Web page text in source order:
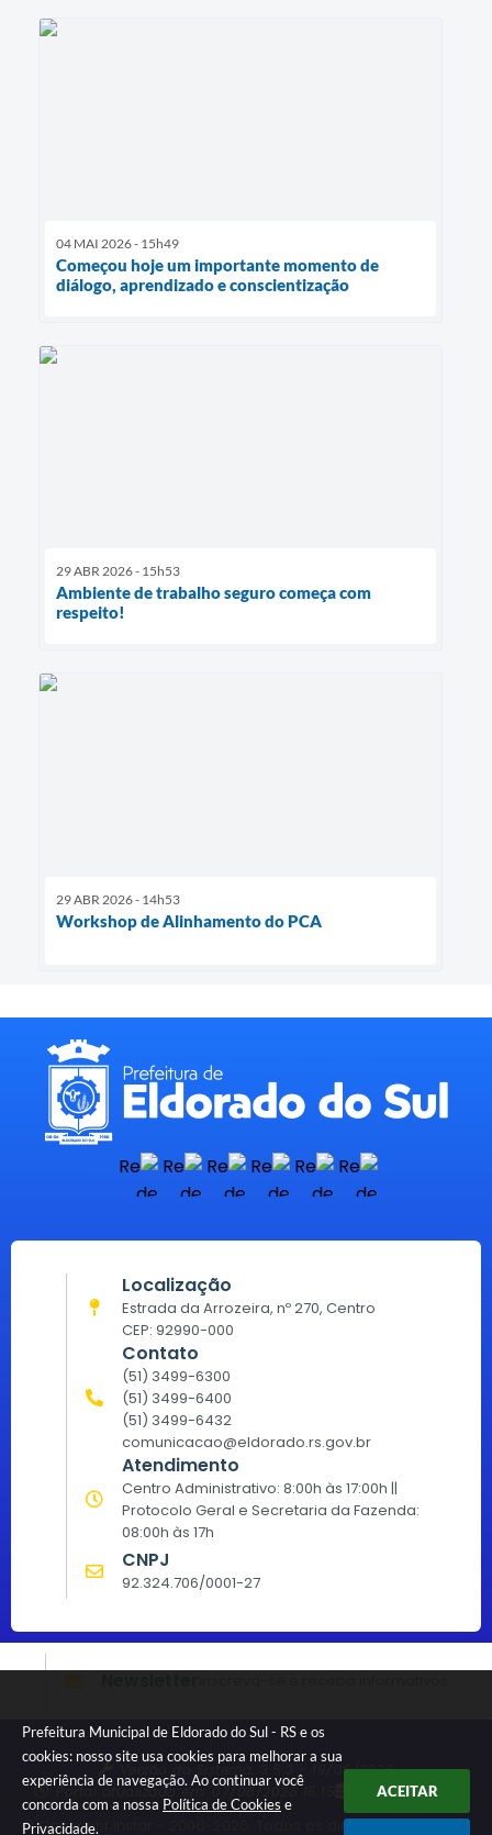
Prefeitura Municipal de Eldorado do Sul - RS e os
cookies: nosso site usa cookies para melhorar a sua
experiência de navegação. Ao continuar você
concorda com a nossa Política de Cookies e
Privacidade.
ACEITAR
04 MAI 2026 - 15h49
Começou hoje um importante momento de
diálogo, aprendizado e conscientização
29 ABR 2026 - 15h53
Ambiente de trabalho seguro começa com
respeito!
29 ABR 2026 - 14h53
Workshop de Alinhamento do PCA
Localização
Estrada da Arrozeira, nº 270, Centro
CEP: 92990-000
Contato
(51) 3499-6300
(51) 3499-6400
(51) 3499-6432
comunicacao@eldorado.rs.gov.br
Atendimento
Centro Administrativo: 8:00h às 17:00h ||
Protocolo Geral e Secretaria da Fazenda:
08:00h às 17h
CNPJ
92.324.706/0001-27
Versão do Sistema:
3.5.3 - 19/06/2026
Portal atualizado em: 07/08/2026 15:15 Dados Abertos
© Copyright Instar - 2006-2026. Todos os direitos